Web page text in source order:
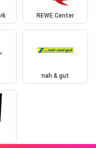
REWE Center
nah & gut